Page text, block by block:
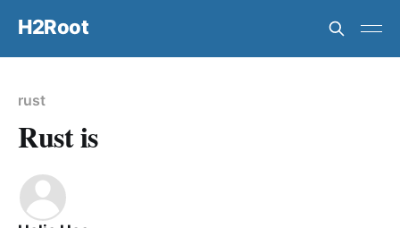
H2Root
rust
Rust is